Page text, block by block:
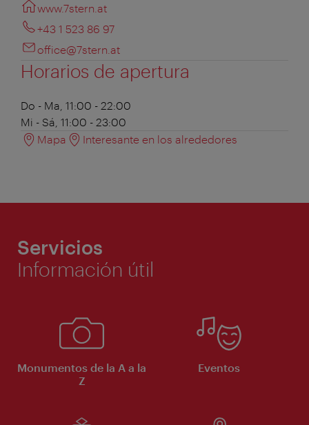
www.7stern.at
+43 1 523 86 97
office@7stern.at
Horarios de apertura
Do - Ma, 11:00 - 22:00
Mi - Sá, 11:00 - 23:00
Mapa
Interesante en los alrededores
Servicios
Información útil
Monumentos de la A a la
Z
Eventos